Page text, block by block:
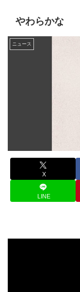
やわらかな
ニュース
X
LINE